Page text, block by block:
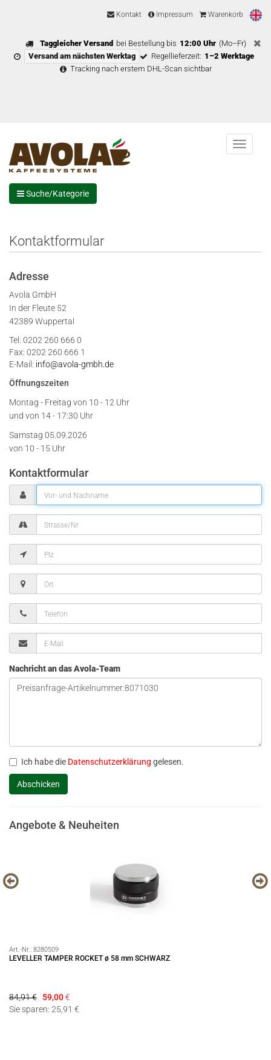
Kontakt Impressum Warenkorb
Taggleicher Versand bei Bestellung bis 12:00 Uhr (Mo–Fr)
Versand am nächsten Werktag
Regellieferzeit: 1–2 Werktage
Tracking nach erstem DHL-Scan sichtbar
Menu
Suche/Kategorie
Kontaktformular
Adresse
Avola GmbH
In der Fleute 52
42389 Wuppertal
Tel: 0202 260 666 0
Fax: 0202 260 666 1
E-Mail: info@avola-gmbh.de
Öffnungszeiten
Montag - Freitag von 10 - 12 Uhr
und von 14 - 17:30 Uhr
Samstag 05.09.2026
von 10 - 15 Uhr
Kontaktformular
Nachricht an das Avola-Team
Ich habe die Datenschutzerklärung gelesen.
Angebote & Neuheiten
Art.-Nr.: 8280509
LEVELLER TAMPER ROCKET ø 58 mm SCHWARZ
84,91 € 59,00€
Sie sparen: 25,91 €